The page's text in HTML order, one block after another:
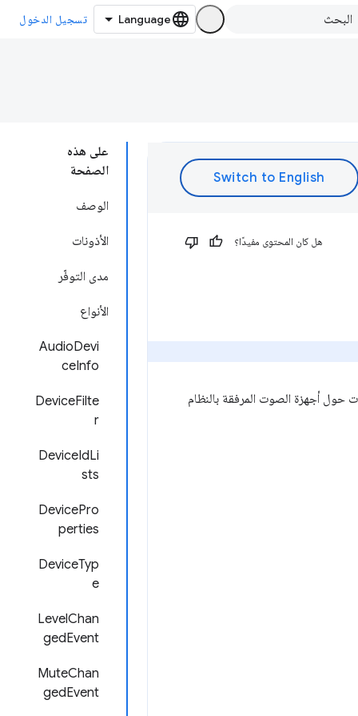
تسجيل الدخول
على هذه
الصفحة
الوصف
الأذونات
مدى التوفّر
الأنواع
AudioDevi
ceInfo
DeviceFilte
r
DeviceIdLi
sts
DevicePro
perties
DeviceTyp
e
LevelChan
gedEvent
MuteChan
gedEvent
هل كان المحتوى مفيدًا؟
أجهزة الصوت المرفقة بالنظام